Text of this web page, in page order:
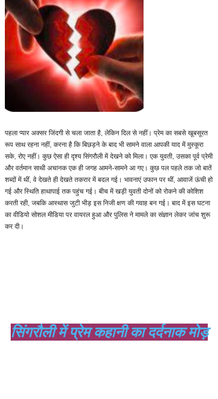
पहला प्यार अक्सर जिंदगी से चला जाता है, लेकिन दिल से नहीं। प्रेम का सबसे खूबसूरत
रूप साथ रहना नहीं, करना है कि बिछड़ने के बाद भी सामने वाला आपकी याद में मुस्कूरा
सके, रोए नहीं। कुछ ऐसा ही दृश्य सिंगरौली में देखने को मिला। एक युवती, उसका पूर्व प्रेमी
और वर्तमान साथी अचानक एक ही जगह आमने-सामने आ गए। कुछ पल पहले तक जो बातें
शब्दों में थीं, वे देखते ही देखते तकरार में बदल गई। भावनाएं उफान पर थीं, आवाजें ऊंची हो
गई और स्थिति हाथापाई तक पहुंच गई। बीच में खड़ी युवती दोनों को रोकने की कोशिश
करती रही, जबकि आस्थास जुटी भीड़ इस निजी क्षण की गवाह बन गई। बाद में इस घटना
का वीडियो सोशल मीडिया पर वायरल हुआ और पुलिस ने मामले का संज्ञान लेकर जांच शुरू
कर दी।
सिंगरौली में प्रेम कहानी का दर्दनाक मोड़